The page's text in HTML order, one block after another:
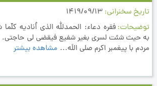
تاریخ سخنرانی 1419/09/13
توضیحات فقره دعاء: الحمدلله الذي اُناديه
مردم با پيغمبر اكرم صلي اللَه... مشاهده بیشتر